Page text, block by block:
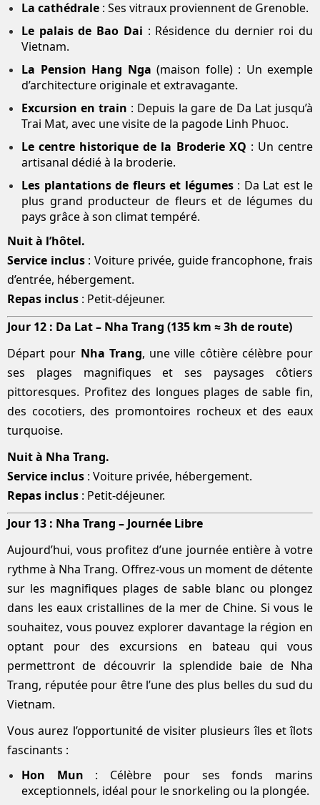
La cathédrale : Ses vitraux proviennent de Grenoble.
Le palais de Bao Dai : Résidence du dernier roi du
Vietnam.
La Pension Hang Nga (maison folle) : Un exemple
d’architecture originale et extravagante.
Excursion en train : Depuis la gare de Da Lat jusqu’à
Trai Mat, avec une visite de la pagode Linh Phuoc.
Le centre historique de la Broderie XQ : Un centre
artisanal dédié à la broderie.
Les plantations de fleurs et légumes: Da Lat est le
plus grand producteur de fleurs et de légumes du
pays grâce à son climat tempéré.
Nuit à l’hôtel.
Service inclus: Voiture privée, guide francophone, frais
d’entrée, hébergement.
Repas inclus : Petit-déjeuner.
Jour 12 : Da Lat – Nha Trang (135 km ≈ 3h de route)
Départ pour Nha Trang, une ville côtière célèbre pour
ses plages magnifiques et ses paysages côtiers
pittoresques. Profitez des longues plages de sable fin,
des cocotiers, des promontoires rocheux et des eaux
turquoise.
Nuit à Nha Trang.
Service inclus : Voiture privée, hébergement.
Repas inclus : Petit-déjeuner.
Jour 13 : Nha Trang – Journée Libre
Aujourd’hui, vous profitez d’une journée entière à votre
rythme à Nha Trang. Offrez-vous un moment de détente
sur les magnifiques plages de sable blanc ou plongez
dans les eaux cristallines de la mer de Chine. Si vous le
souhaitez, vous pouvez explorer davantage la région en
optant pour des excursions en bateau qui vous
permettront de découvrir la splendide baie de Nha
Trang, réputée pour être l’une des plus belles du sud du
Vietnam.
Vous aurez l’opportunité de visiter plusieurs îles et îlots
fascinants :
Hon Mun : Célèbre pour ses fonds marins
exceptionnels, idéal pour le snorkeling ou la plongée.